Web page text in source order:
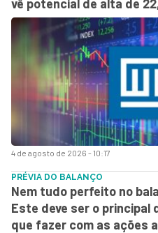
4 de agosto de 2026 - 10:17
vê potencial de alta de
PRÉVIA DO BALANÇO
Nem tudo perfeito no
Este deve ser o principal
que fazer com as ações